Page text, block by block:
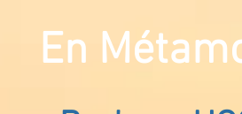
En